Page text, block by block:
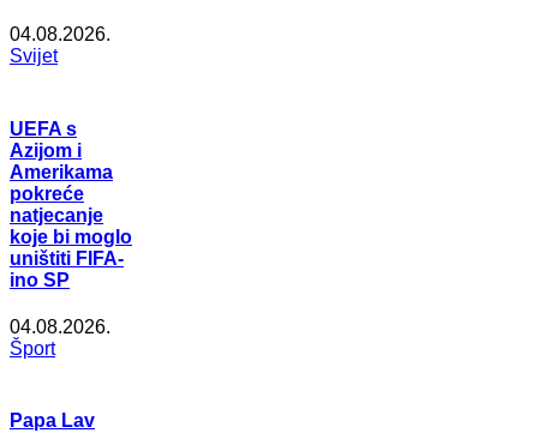
04.08.2026.
Svijet
UEFA s
Azijom i
Amerikama
pokreće
natjecanje
koje bi moglo
uništiti FIFA-
ino SP
04.08.2026.
Šport
Papa Lav